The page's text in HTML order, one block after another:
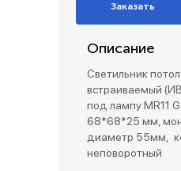
Заказать
Описание
Светильник
встраиваемый
под лампу MR11
68*68*25 мм,
диаметр 55мм,
неповоротный